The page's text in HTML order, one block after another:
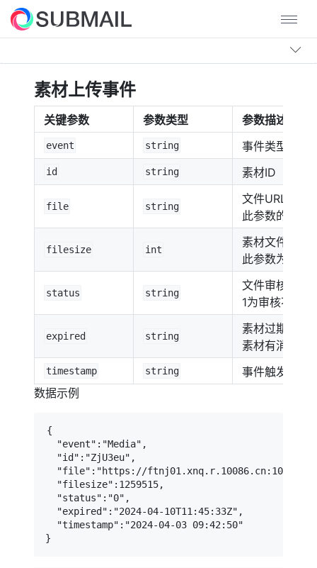
素材上传事件
关键参数 参数类型 参数描述
event string 事件类型，此
id string 素材ID
file string
文件URL，
此参数的值为
filesize int
素材文件大小
此参数为5G
status string
文件审核状态
1为审核不通过
expired string
素材过期时间
素材有消息目
timestamp string
事件触发事件
数据示例
{
  "event":"Media",
  "id":"ZjU3eu",
"file":"https://ftnj01.xnq.r.10086.cn:10099/
  "filesize":1259515,
  "status":"0",
  "expired":"2024-04-10T11:45:33Z",
  "timestamp":"2024-04-03 09:42:50"
}